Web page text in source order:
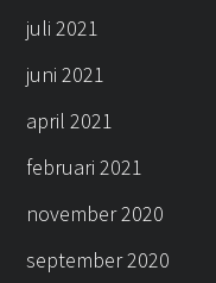
juli 2021
juni 2021
april 2021
februari 2021
november 2020
september 2020